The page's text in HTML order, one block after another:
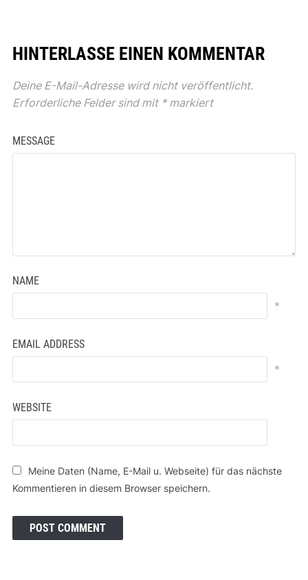
HINTERLASSE EINEN KOMMENTAR
Deine E-Mail-Adresse wird nicht veröffentlicht.
Erforderliche Felder sind mit *markiert
MESSAGE
NAME
*
EMAIL ADDRESS
*
WEBSITE
Meine Daten (Name, E-Mail u. Webseite) für das nächste
Kommentieren in diesem Browser speichern.